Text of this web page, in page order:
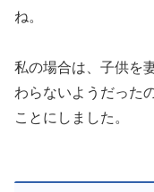
ね。
私の場合は、子供を
わらないようだった
ことにしました。